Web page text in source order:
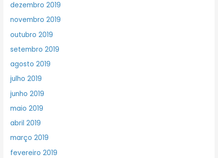
dezembro 2019
novembro 2019
outubro 2019
setembro 2019
agosto 2019
julho 2019
junho 2019
maio 2019
abril 2019
março 2019
fevereiro 2019